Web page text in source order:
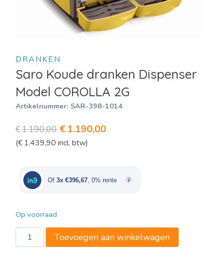
DRANKEN
Saro Koude dranken Dispenser
Model COROLLA 2G
Artikelnummer: SAR-398-1014
€1.190,00 Oorspronkelijke
prijs
€1.190,00.
€1.190,00Huidige
€1.190,00.
(€ 1.439,90 incl. btw)
Of 3x €396,67, 0% rente
Op voorraad
Saro
Koude
Toevoegen aan winkelwagen